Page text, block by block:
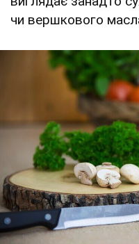
чи вершкового